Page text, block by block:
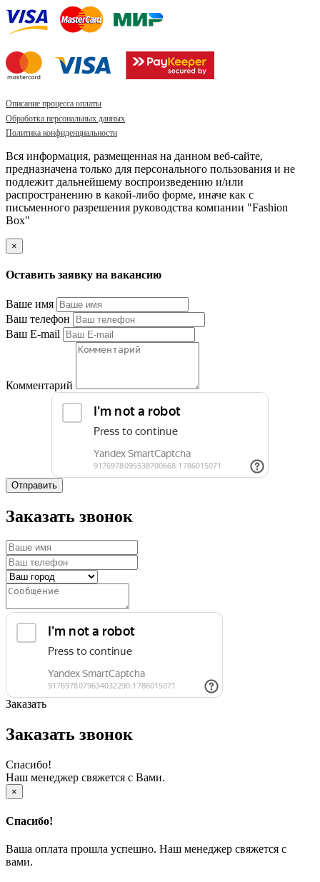
Описание процесса оплаты
Обработка персональных данных
Политика конфиденциальности
Вся информация, размещенная на данном веб-сайте,
предназначена только для персонального пользования и не
подлежит дальнейшему воспроизведению и/или
распространению в какой-либо форме, иначе как с
письменного разрешения руководства компании "Fashion
Box"
×
Оставить заявку на вакансию
Ваше имя
Ваш телефон
Ваш E-mail
Комментарий
Отправить
Заказать звонок
Заказать
Заказать звонок
Спасибо!
Наш менеджер свяжется с Вами.
×
Спасибо!
Ваша оплата прошла успешно. Наш менеджер свяжется с
вами.